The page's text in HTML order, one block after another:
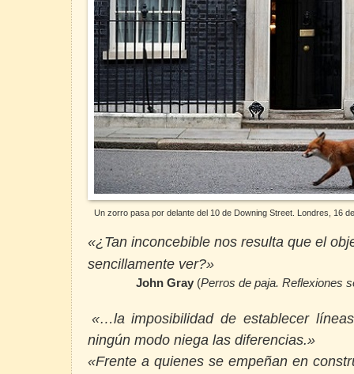
Un zorro pasa por delante del 10 de Downing Street. Londres, 16
«¿Tan inconcebible nos resulta que el
sencillamente ver?»
John Gray (Perros de paja. Reflexiones
«…la imposibilidad de establecer
ningún modo niega las diferencias.»
«Frente a quienes se empeñan en